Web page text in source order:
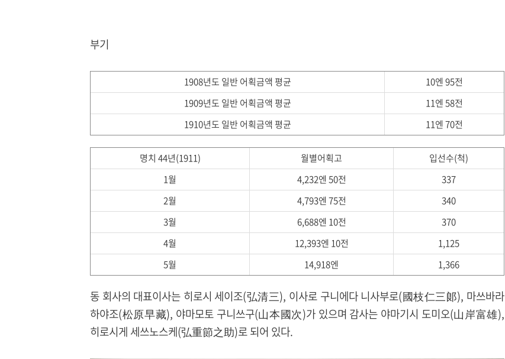
부기
1908년도 일반 어획금액 평균
10엔 95전
1909년도 일반 어획금액 평균
11엔 58전
1910년도 일반 어획금액 평균
11엔 70전
명치 44년(1911) 월별어획고
입선수(척)
1월
4,232엔 50전
337
2월
4,793엔 75전
340
3월
6,688엔 10전
370
4월
12,393엔 10전
1,125
5월
14,918엔 1,366
동 회사의 대표이사는 히로시 세이조(弘清三), 이사로 구니에다 니사부로(國枝仁三郞), 마쓰바라
하야조(松原早藏), 야마모토 구니쓰구(山本國次)가 있으며 감사는 야마기시 도미오(山岸富雄),
히로시게 세쓰노스케(弘重節之助)로 되어 있다.